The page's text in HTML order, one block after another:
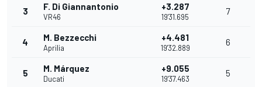
3 F. Di Giannantonio
VR46
+3.287
19'31.695
7
4 M. Bezzecchi
Aprilia
+4.481
19'32.889
6
5 M. Márquez
Ducati
+9.055
19'37.463
5